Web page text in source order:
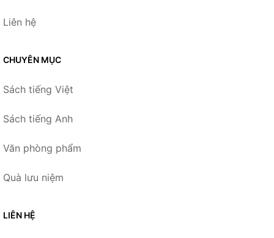
Liên hệ
CHUYÊN MỤC
Sách tiếng Việt
Sách tiếng Anh
Văn phòng phẩm
Quà lưu niệm
LIÊN HỆ